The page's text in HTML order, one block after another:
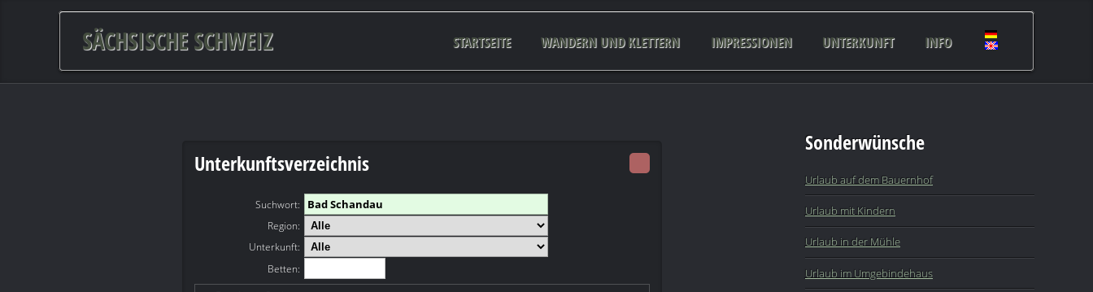
SÄCHSISCHE SCHWEIZ STARTSEITE WANDERN UND KLETTERN IMPRESSIONEN UNTERKUNFT INFO
Unterkunftsverzeichnis
Suchwort:
Region:
Unterkunft:
Betten:
Sonderwünsche
Urlaub auf dem Bauernhof
Urlaub mit Kindern
Urlaub in der Mühle
Urlaub im Umgebindehaus